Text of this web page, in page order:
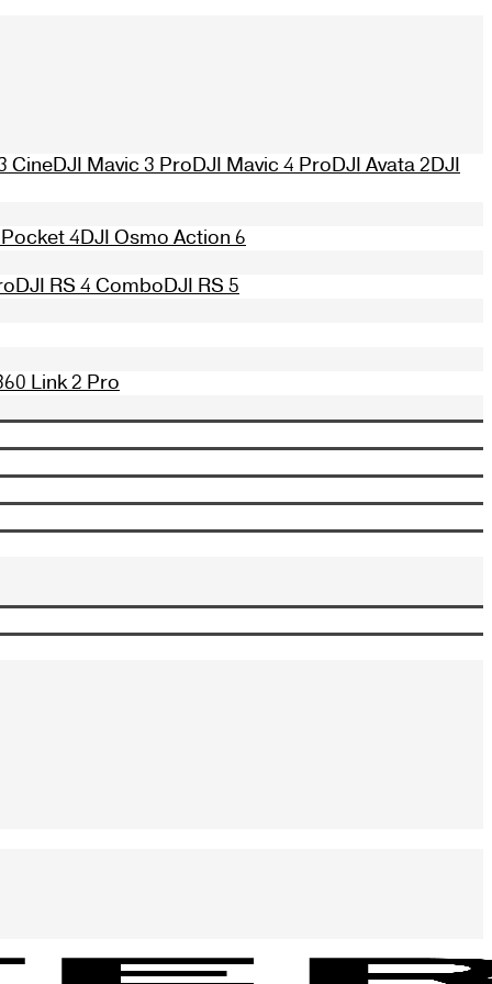
CineDJI Mavic 3 ProDJI Mavic 4 ProDJI Avata 2DJI
4DJI Osmo Action 6
DJI RS 4 ComboDJI RS 5
Link 2 Pro